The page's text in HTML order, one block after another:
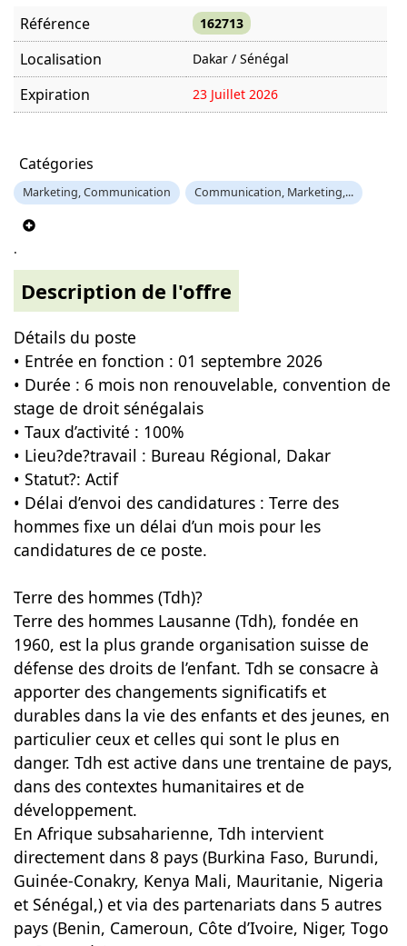
Référence 162713
Localisation Dakar / Sénégal
Expiration 23 Juillet 2026
Catégories
Marketing, Communication Communication, Marketing,...
.
Description de l'offre
Détails du poste
• Entrée en fonction : 01 septembre 2026
• Durée : 6 mois non renouvelable, convention de
stage de droit sénégalais
• Taux d’activité : 100%
• Lieu?de?travail : Bureau Régional, Dakar
• Statut?: Actif
• Délai d’envoi des candidatures : Terre des
hommes fixe un délai d’un mois pour les
candidatures de ce poste.
Terre des hommes (Tdh)?
Terre des hommes Lausanne (Tdh), fondée en
1960, est la plus grande organisation suisse de
défense des droits de l’enfant. Tdh se consacre à
apporter des changements significatifs et
durables dans la vie des enfants et des jeunes, en
particulier ceux et celles qui sont le plus en
danger. Tdh est active dans une trentaine de pays,
dans des contextes humanitaires et de
développement.
En Afrique subsaharienne, Tdh intervient
directement dans 8 pays (Burkina Faso, Burundi,
Guinée-Conakry, Kenya Mali, Mauritanie, Nigeria
et Sénégal,) et via des partenariats dans 5 autres
pays (Benin, Cameroun, Côte d’Ivoire, Niger, Togo